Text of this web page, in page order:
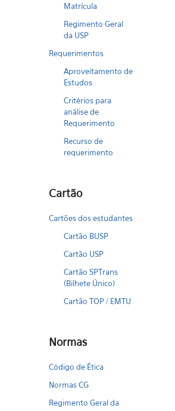
Matrícula
Regimento Geral
da USP
Requerimentos
Aproveitamento de
Estudos
Critérios para
análise de
Requerimento
Recurso de
requerimento
Cartão
Cartões dos estudantes
Cartão BUSP
Cartão USP
Cartão SPTrans
(Bilhete Único)
Cartão TOP / EMTU
Normas
Código de Ética
Normas CG
Regimento Geral da